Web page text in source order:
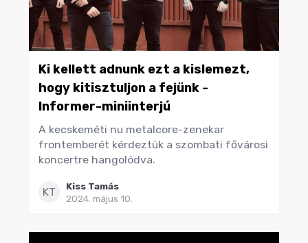
Ki kellett adnunk ezt a kislemezt,
hogy kitisztuljon a fejünk -
Informer-miniinterjú
A kecskeméti nu metalcore-zenekar
frontemberét kérdeztük a szombati fővárosi
koncertre hangolódva.
KT
Kiss Tamás
2024. május 10.